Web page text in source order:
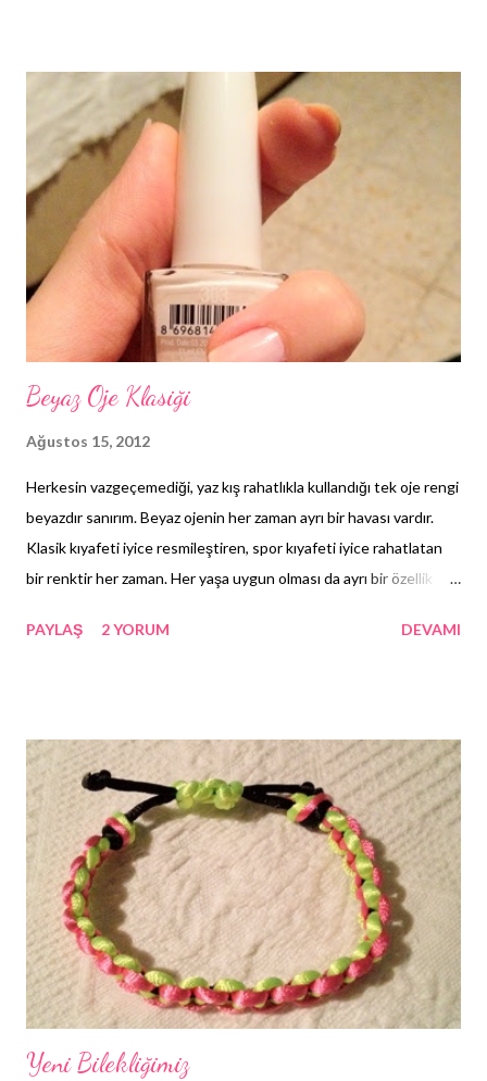
kötü yanı ise: topuklu ayakkabı konusunda ısrarla olumsuz bir
yaklaşımda olmak. Ben özel bir akşama yada düğüne
hazırlanacaksam günler öncesinden mide ağrılarım başlıyor. Ben o
topuklularla rahat edemiyorum, gelmesem olmaz mı vb.. bitmek
bilmeyen şikayet cümleleri. Gelinlik altına Converse giymek de
tek hayalim kimseye göstermeden (;
Beyaz Oje Klasiği
Ağustos 15, 2012
Herkesin vazgeçemediği, yaz kış rahatlıkla kullandığı tek oje rengi
beyazdır sanırım. Beyaz ojenin her zaman ayrı bir havası vardır.
Klasik kıyafeti iyice resmileştiren, spor kıyafeti iyice rahatlatan
bir renktir her zaman. Her yaşa uygun olması da ayrı bir özellik
tek malzeme olarak kalacaktır bence; kalmalı hatta (: Kullandığım
PAYLAŞ 2 YORUM DEVAMI
Yeni Bilekliğimiz